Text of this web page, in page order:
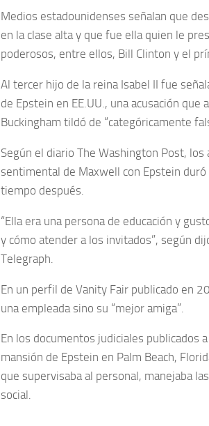
Medios estadounidenses señalan que
en la clase alta y que fue ella quien le
poderosos, entre ellos, Bill Clinton y el
Al tercer hijo de la reina Isabel II fue
de Epstein en EE.UU., una acusación
Buckingham tildó de “categóricamente
Según el diario The Washington Post,
sentimental de Maxwell con Epstein
tiempo después.
“Ella era una persona de educación y
y cómo atender a los invitados”, según
Telegraph.
En un perfil de Vanity Fair publicado en
una empleada sino su “mejor amiga”.
En los documentos judiciales publicados
mansión de Epstein en Palm Beach,
que supervisaba al personal, manejaba
social.